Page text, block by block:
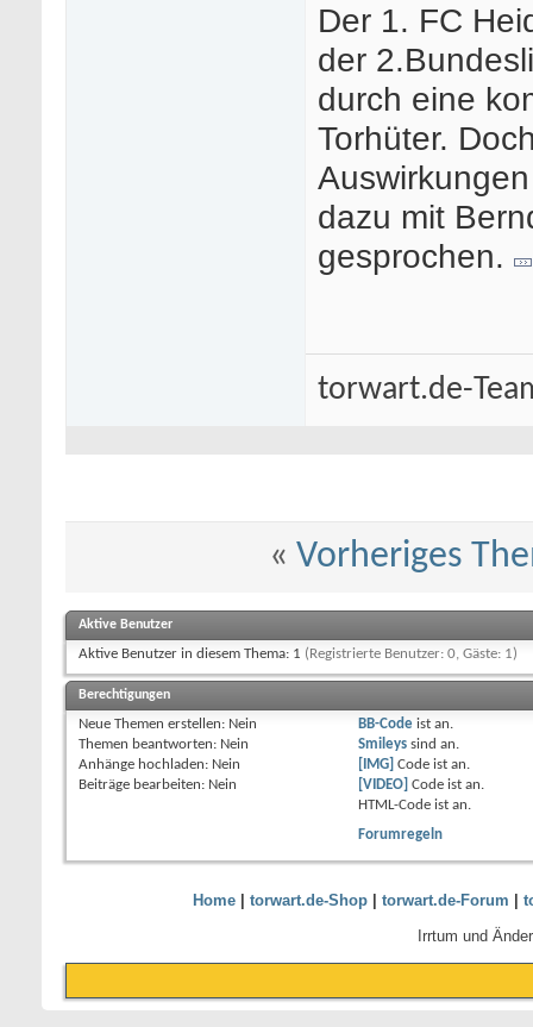
Der 1. FC
der
durch eine
Torhüter.
dazu mit
gesprochen.
torwart.de-
« Vorheriges
Aktive Benutzer
Aktive Benutzer in diesem Thema: 1 (Registrierte Benutzer: 0, Gäste: 1)
Berechtigungen
Neue Themen erstellen: Nein
Themen beantworten: Nein
Anhänge hochladen: Nein
Beiträge bearbeiten: Nein
BB-Codeist an.
Smileyssind an.
[IMG] Code ist an.
[VIDEO] Code ist an.
HTML-Code ist an.
Forumregeln
Home| torwart.de-Shop| torwart.de-Forum
Irrtum und